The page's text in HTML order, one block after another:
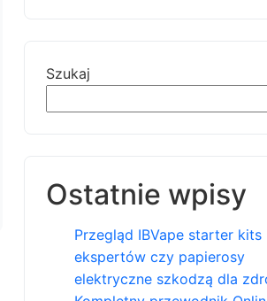
Szukaj
Ostatnie wpisy
Przegląd IBVape starter kits
ekspertów czy papierosy
elektryczne szkodzą dla